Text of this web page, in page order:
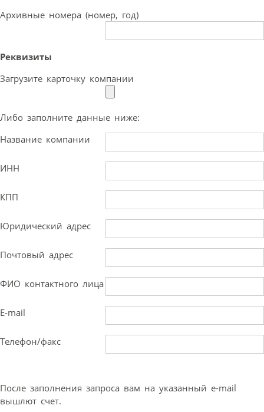
Архивные номера (номер, год)
Реквизиты
Загрузите карточку компании
Либо заполните данные ниже:
Название компании
ИНН
КПП
Юридический адрес
Почтовый адрес
ФИО контактного лица
E-mail
Телефон/факс
После заполнения запроса вам на указанный e-mail
вышлют счет.